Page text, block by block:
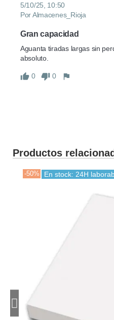
5/10/25, 10:50
Por Almacenes_Rioja
Gran capacidad
Aguanta tiradas largas sin
absoluto.
0 0
Productos
-50% En stock: 24H